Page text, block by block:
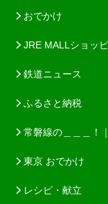
おでかけ
JRE MALLショッ
鉄道ニュース
ふるさと納税
常磐線の＿＿＿！
東京 おでかけ
レシピ・献立